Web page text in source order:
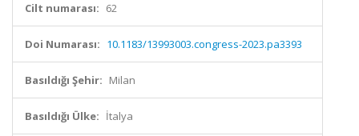
Cilt numarası: 62
Doi Numarası: 10.1183/13993003.congress-2023.pa3393
Basıldığı Şehir: Milan
Basıldığı Ülke: İtalya